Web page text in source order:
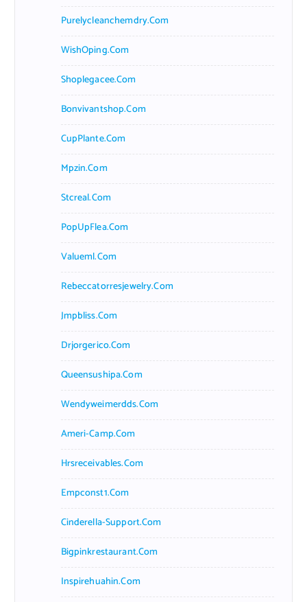
Purelycleanchemdry.com
WishOping.com
Shoplegacee.com
Bonvivantshop.com
CupPlante.com
Mpzin.com
Stcreal.com
PopUpFlea.com
Valueml.com
Rebeccatorresjewelry.com
Jmpbliss.com
Drjorgerico.com
Queensushipa.com
Wendyweimerdds.com
Ameri-Camp.com
Hrsreceivables.com
Empconst1.com
Cinderella-Support.com
Bigpinkrestaurant.com
Inspirehuahin.com